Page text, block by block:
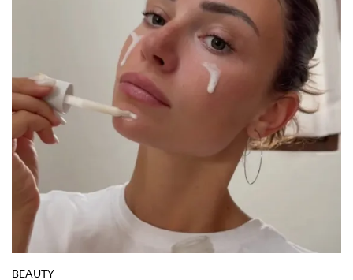
ESTILO DE VIDA
Qué ejercicio hacer según la fase de tu ciclo
menstrual
Por:Manuela Cosío